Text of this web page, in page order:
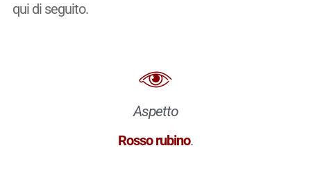
qui di seguito.
Aspetto
Rosso rubino.